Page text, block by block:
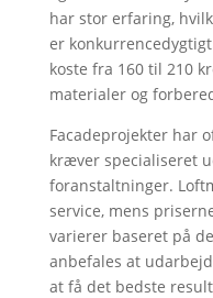
har stor erfaring,
er
koste fra 160 til 210
materialer og
Facadeprojekter har
kræver specialiseret
foranstaltninger.
service, mens
varierer baseret på
anbefales at
at få det bedste